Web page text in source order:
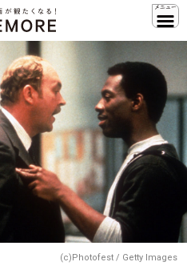
(c)Photofest / Getty Images